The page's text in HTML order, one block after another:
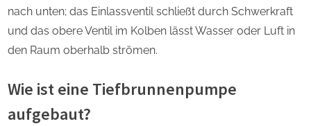
nach unten; das Einlassventil schließt durch Schwerkraft
und das obere Ventil im Kolben lässt Wasser oder Luft in
den Raum oberhalb strömen.
Wie ist eine Tiefbrunnenpumpe
aufgebaut?